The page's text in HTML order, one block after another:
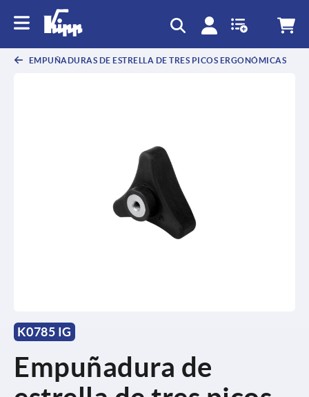
EMPUÑADURAS DE ESTRELLA DE TRES PICOS ERGONÓMICAS
K0785 IG
Empuñadura de